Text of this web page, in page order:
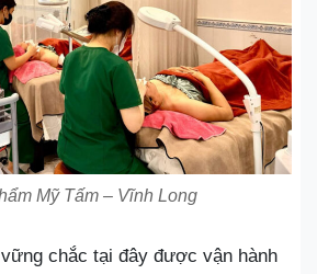
Mỹ Tấm – Vĩnh Long
chắc tại đây được vận hành